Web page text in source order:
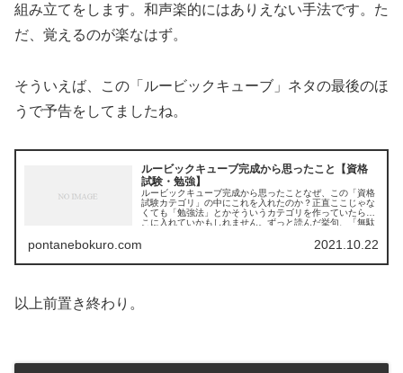
組み立てをします。和声楽的にはありえない手法です。た
だ、覚えるのが楽なはず。
そういえば、この「ルービックキューブ」ネタの最後のほ
うで予告をしてましたね。
ルービックキューブ完成から思ったこと【資格
試験・勉強】
ルービックキューブ完成から思ったことなぜ、この「資格
試験カテゴリ」の中にこれを入れたのか？正直ここじゃな
くても「勉強法」とかそういうカテゴリを作っていたらそ
こに入れていかもしれません。ずっと読んだ挙句、「無駄
pontanebokuro.com 2021.10.22
以上前置き終わり。